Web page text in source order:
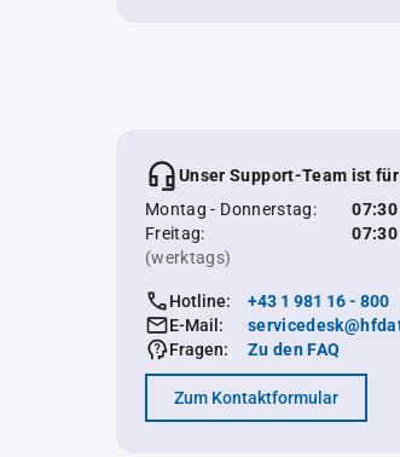
Unser Support-Team ist
Montag - Donnerstag:
Freitag:
(werktags)
Hotline:
+43 1 981 16 - 800
E-Mail:
Fragen:
Zu den FAQ
Zum Kontaktformular